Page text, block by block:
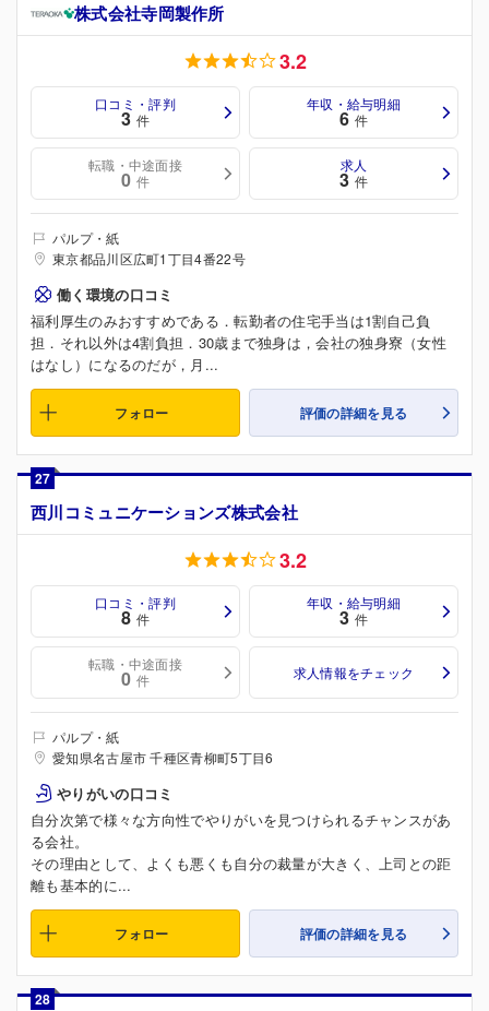
株式会社寺岡製作所
3.2
口コミ・評判
3 件
年収・給与明細
6 件
転職・中途面接
0 件
求人
3 件
パルプ・紙
東京都品川区広町1丁目4番22号
働く環境の口コミ
福利厚生のみおすすめである．転勤者の住宅手当は1割自己負
担．それ以外は4割負担．30歳まで独身は，会社の独身寮（女性
はなし）になるのだが，月...
フォロー 評価の詳細を見る
27
西川コミュニケーションズ株式会社
3.2
口コミ・評判
8 件
年収・給与明細
3 件
転職・中途面接
0 件 求人情報をチェック
パルプ・紙
愛知県名古屋市 千種区青柳町5丁目6
やりがいの口コミ
自分次第で様々な方向性でやりがいを見つけられるチャンスがあ
る会社。
その理由として、よくも悪くも自分の裁量が大きく、上司との距
離も基本的に...
フォロー 評価の詳細を見る
28